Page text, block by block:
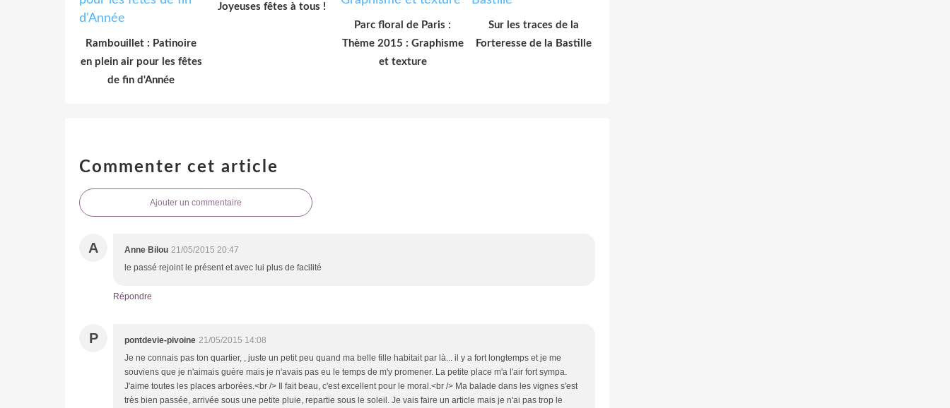
Rambouillet : Patinoire
en plein air pour les fêtes
de fin d'Année
Joyeuses fêtes à tous !
Parc floral de Paris :
Thème 2015 : Graphisme
et texture
Sur les traces de la
Forteresse de la Bastille
Commenter cet article
Ajouter un commentaire
A Anne Bilou 21/05/2015 20:47
le passé rejoint le présent et avec lui plus de facilité
Répondre
P pontdevie-pivoine 21/05/2015 14:08
Je ne connais pas ton quartier, , juste un petit peu quand ma belle fille habitait par là... il y a fort longtemps et je me
souviens que je n'aimais guère mais je n'avais pas eu le temps de m'y promener. La petite place m'a l'air fort sympa.
J'aime toutes les places arborées.<br /> Il fait beau, c'est excellent pour le moral.<br /> Ma balade dans les vignes s'est
très bien passée, arrivée sous une petite pluie, repartie sous le soleil. Je vais faire un article mais je n'ai pas trop le